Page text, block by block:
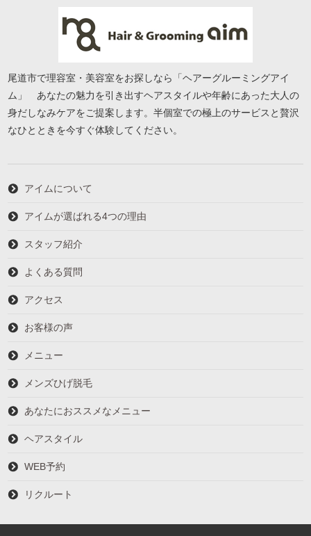
尾道市で理容室・美容室をお探しなら「ヘアーグルーミングアイ
ム」 あなたの魅力を引き出すヘアスタイルや年齢にあった大人の
身だしなみケアをご提案します。半個室での極上のサービスと贅沢
なひとときを今すぐ体験してください。
アイムについて
アイムが選ばれる4つの理由
スタッフ紹介
よくある質問
アクセス
お客様の声
メニュー
メンズひげ脱毛
あなたにおススメなメニュー
ヘアスタイル
WEB予約
リクルート